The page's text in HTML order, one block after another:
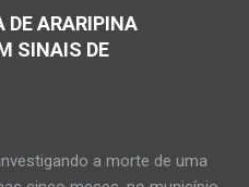
DE ARARIPINA
SINAIS DE
a morte de uma